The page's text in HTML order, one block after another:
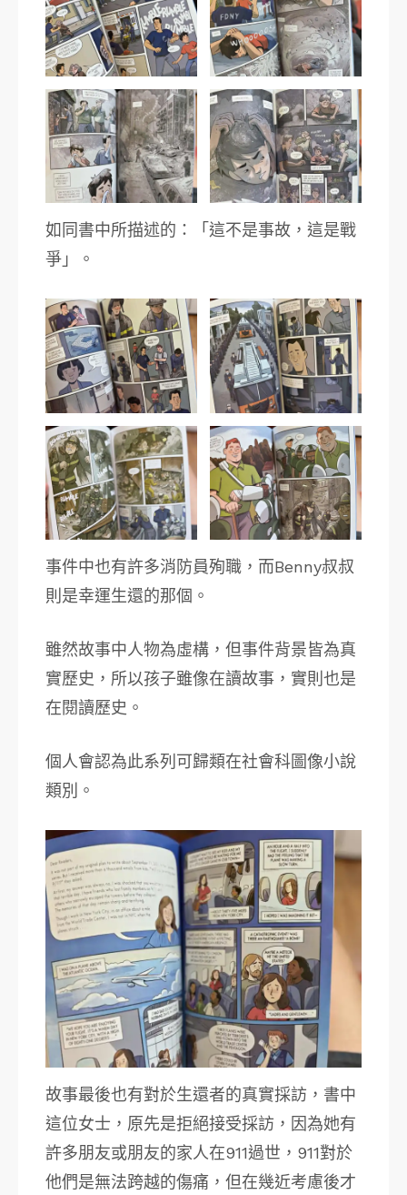
如同書中所描述的：「這不是事故，這是戰
爭」。
事件中也有許多消防員殉職，而Benny叔叔
則是幸運生還的那個。
雖然故事中人物為虛構，但事件背景皆為真
實歷史，所以孩子雖像在讀故事，實則也是
在閱讀歷史。
個人會認為此系列可歸類在社會科圖像小說
類別。
故事最後也有對於生還者的真實採訪，書中
這位女士，原先是拒絕接受採訪，因為她有
許多朋友或朋友的家人在911過世，911對於
他們是無法跨越的傷痛，但在幾近考慮後才